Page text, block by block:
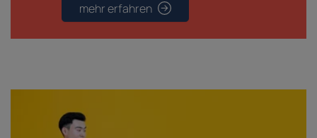
mehr erfahren